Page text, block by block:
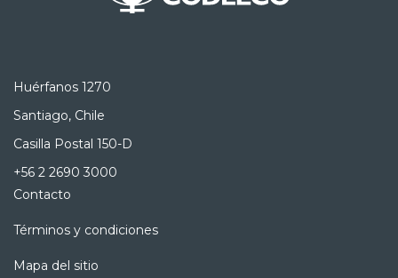
Huérfanos 1270
Santiago, Chile
Casilla Postal 150-D
+56 2 2690 3000
Contacto
Términos y condiciones
Mapa del sitio